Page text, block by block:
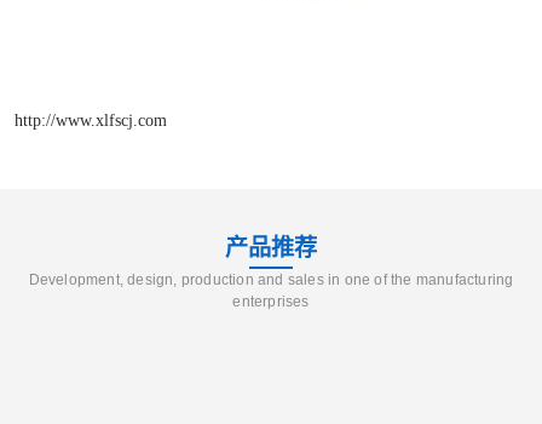
http://www.xlfscj.com
产品推荐
Development, design, production and sales in one of the manufacturing
enterprises